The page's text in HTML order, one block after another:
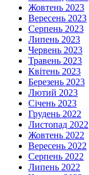
Жовтень 2023
Вересень 2023
Серпень 2023
Липень 2023
Червень 2023
Травень 2023
Квітень 2023
Березень 2023
Лютий 2023
Січень 2023
Грудень 2022
Листопад 2022
Жовтень 2022
Вересень 2022
Серпень 2022
Липень 2022